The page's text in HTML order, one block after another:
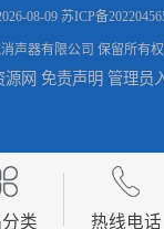
08-09 苏ICP备
声器有限公司 保留所有
源网 免责声明 管理员
类 热线电话